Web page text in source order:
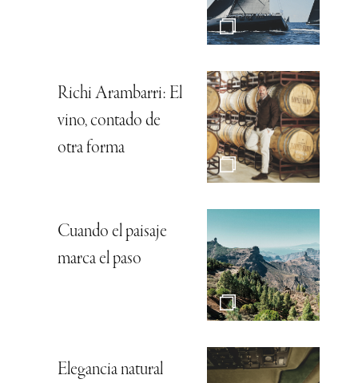
Richi Arambarri: El
vino, contado de
otra forma
Cuando el paisaje
marca el paso
Elegancia natural